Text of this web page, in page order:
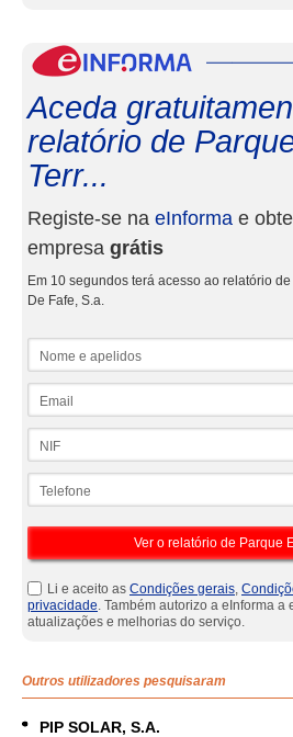
Aceda
relatório de
Terr...
Registe-se na eInforma e
empresa grátis
Em 10 segundos terá acesso ao relatório
De Fafe, S.a.
Li e aceito as Condições gerais,
privacidade. Também autorizo a eInforma a
atualizações e melhorias do serviço.
Outros utilizadores pesquisaram
PIP SOLAR, S.A.